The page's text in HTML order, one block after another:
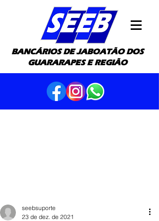
BANCÁRIOS DE JABOATÃO DOS
GUARARAPES E REGIÃO
seebsuporte
23 de dez. de 2021